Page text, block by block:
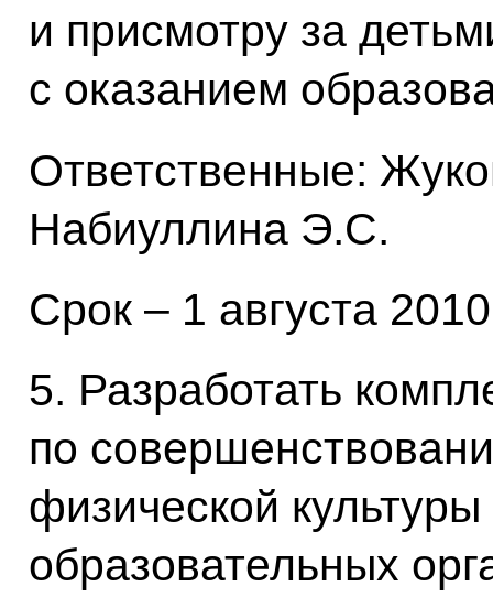
и присмотру за
с оказанием
Ответственные:
Набиуллина Э.С.
Срок – 1 августа
5. Разработать
по
физической
образовательных